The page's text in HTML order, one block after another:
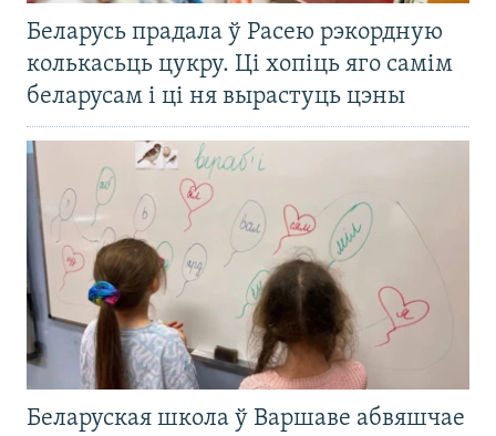
Беларусь прадала ў Расею рэкордную
колькасьць цукру. Ці хопіць яго самім
беларусам і ці ня вырастуць цэны
Беларуская школа ў Варшаве абвяшчае